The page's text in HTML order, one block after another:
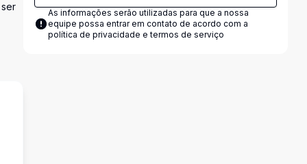
As informações serão utilizadas para que a nossa
equipe possa entrar em contato de acordo com a
política de privacidade e termos de serviço